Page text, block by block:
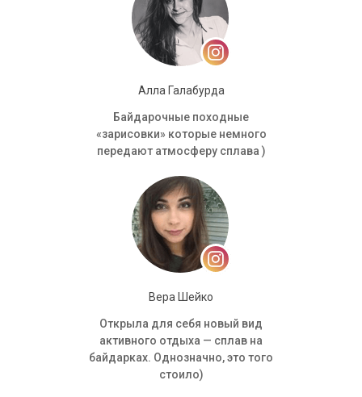
Алла Галабурда
Байдарочные походные
«зарисовки» которые немного
передают атмосферу сплава )
Вера Шейко
Открыла для себя новый вид
активного отдыха — сплав на
байдарках. Однозначно, это того
стоило)